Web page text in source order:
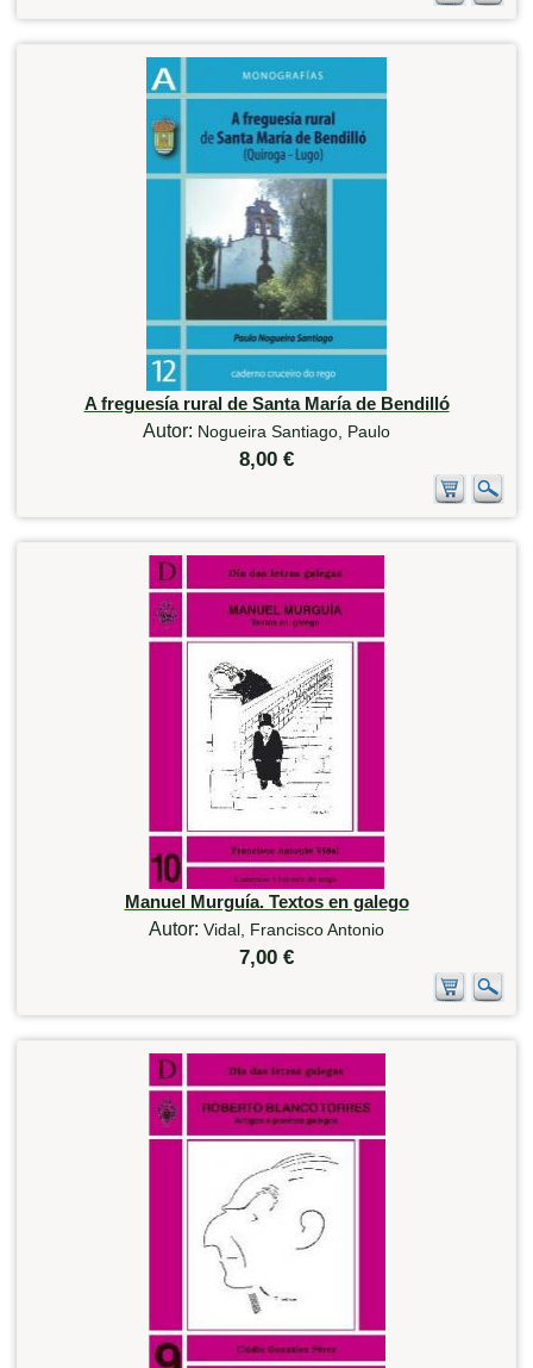
A freguesía rural de Santa María de Bendilló
Autor: Nogueira Santiago, Paulo
8,00 €
Manuel Murguía. Textos en galego
Autor: Vidal, Francisco Antonio
7,00 €